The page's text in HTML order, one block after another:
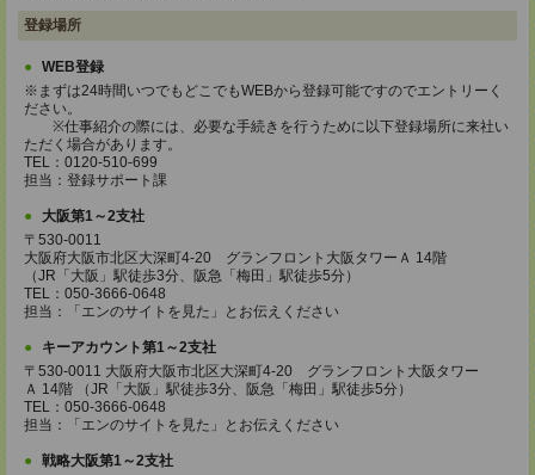
登録場所
WEB登録
※まずは24時間いつでもどこでもWEBから登録可能ですのでエントリーく
ださい。
※仕事紹介の際には、必要な手続きを行うために以下登録場所に来社い
ただく場合があります。
TEL：0120-510-699
担当：登録サポート課
大阪第1～2支社
〒530-0011
大阪府大阪市北区大深町4-20 グランフロント大阪タワーＡ 14階
（JR「大阪」駅徒歩3分、阪急「梅田」駅徒歩5分）
TEL：050-3666-0648
担当：「エンのサイトを見た」とお伝えください
キーアカウント第1～2支社
〒530-0011 大阪府大阪市北区大深町4-20 グランフロント大阪タワー
Ａ 14階 （JR「大阪」駅徒歩3分、阪急「梅田」駅徒歩5分）
TEL：050-3666-0648
担当：「エンのサイトを見た」とお伝えください
戦略大阪第1～2支社